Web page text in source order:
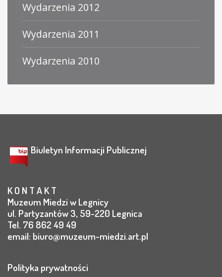
Wydarzenia 2012
Wydarzenia 2011
Wydarzenia 2010
Biuletyn Informacji Publicznej
K O N T A K T
Muzeum Miedzi w Legnicy
ul. Partyzantów 3, 59-220 Legnica
Tel. 76 862 49 49
email: biuro@muzeum-miedzi.art.pl
Polityka prywatności